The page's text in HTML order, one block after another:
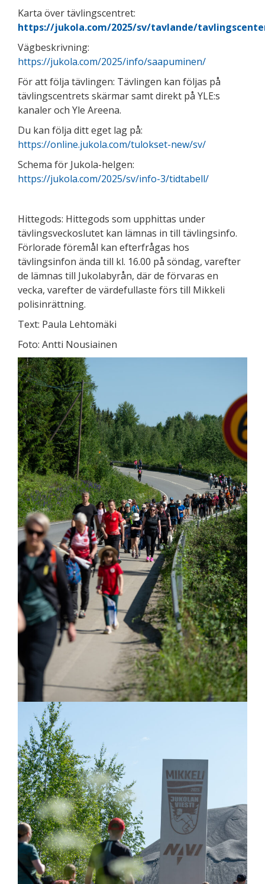
Karta över tävlingscentret:
https://jukola.com/2025/sv/tavlande/
Vägbeskrivning:
https://jukola.com/2025/info/saapuminen/
För att följa tävlingen: Tävlingen kan följas på
tävlingscentrets skärmar samt direkt på YLE:s
kanaler och Yle Areena.
Du kan följa ditt eget lag på:
https://online.jukola.com/tulokset-new/sv/
Schema för Jukola-helgen:
https://jukola.com/2025/sv/info-3/tidtabell/
Hittegods: Hittegods som upphittas under
tävlingsveckoslutet kan lämnas in till tävlingsinfo.
Förlorade föremål kan efterfrågas hos
tävlingsinfon ända till kl. 16.00 på söndag, varefter
de lämnas till Jukolabyrån, där de förvaras en
vecka, varefter de värdefullaste förs till Mikkeli
polisinrättning.
Text: Paula Lehtomäki
Foto: Antti Nousiainen